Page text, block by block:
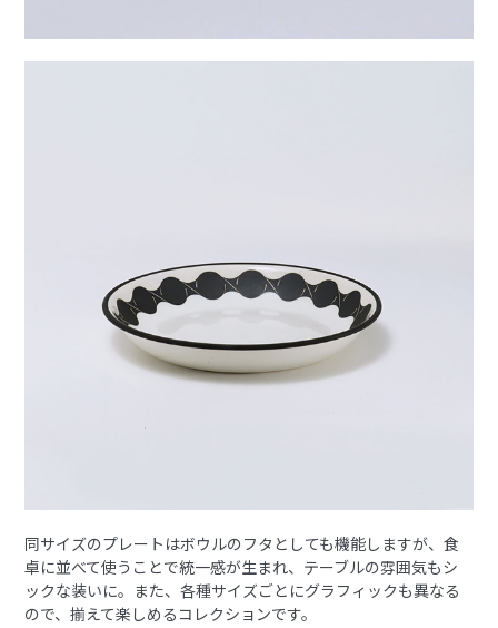
同サイズのプレートはボウルのフタとしても機能しますが、食
卓に並べて使うことで統一感が生まれ、テーブルの雰囲気もシ
ックな装いに。また、各種サイズごとにグラフィックも異なる
ので、揃えて楽しめるコレクションです。